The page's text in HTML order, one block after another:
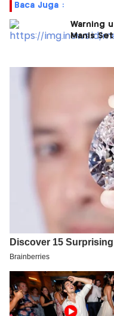
Baca Juga :
Warning
Manis